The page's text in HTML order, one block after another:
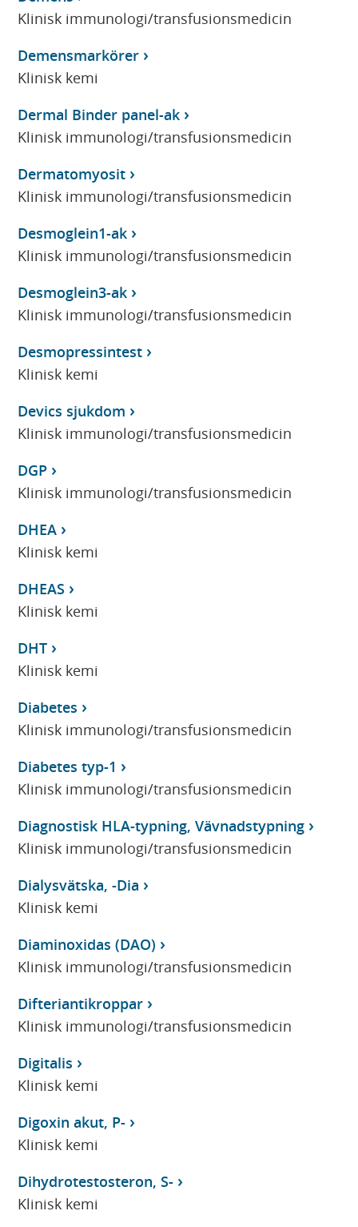
Klinisk immunologi/transfusionsmedicin
Demensmarkörer
Klinisk kemi
Dermal Binder panel-ak
Klinisk immunologi/transfusionsmedicin
Dermatomyosit
Klinisk immunologi/transfusionsmedicin
Desmoglein1-ak
Klinisk immunologi/transfusionsmedicin
Desmoglein3-ak
Klinisk immunologi/transfusionsmedicin
Desmopressintest
Klinisk kemi
Devics sjukdom
Klinisk immunologi/transfusionsmedicin
DGP
Klinisk immunologi/transfusionsmedicin
DHEA
Klinisk kemi
DHEAS
Klinisk kemi
DHT
Klinisk kemi
Diabetes
Klinisk immunologi/transfusionsmedicin
Diabetes typ-1
Klinisk immunologi/transfusionsmedicin
Diagnostisk HLA-typning, Vävnadstypning
Klinisk immunologi/transfusionsmedicin
Dialysvätska, -Dia
Klinisk kemi
Diaminoxidas (DAO)
Klinisk immunologi/transfusionsmedicin
Difteriantikroppar
Klinisk immunologi/transfusionsmedicin
Digitalis
Klinisk kemi
Digoxin akut, P-
Klinisk kemi
Dihydrotestosteron, S-
Klinisk kemi